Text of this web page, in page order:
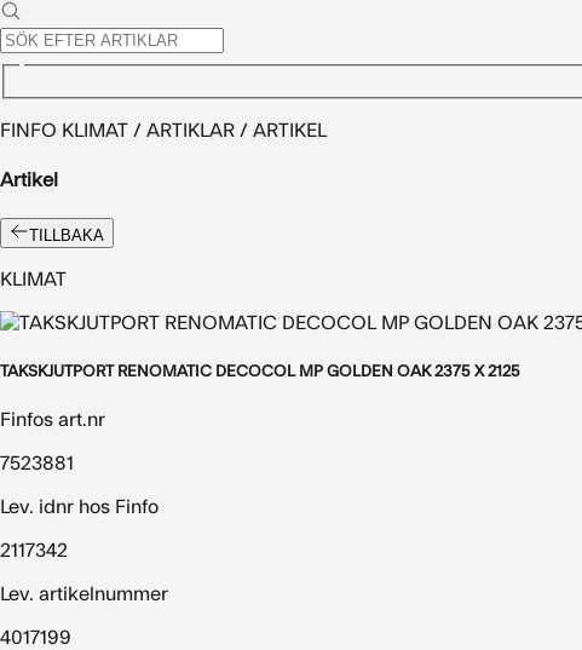
FINFO KLIMAT / ARTIKLAR / ARTIKEL
Artikel
TILLBAKA
KLIMAT
TAKSKJUTPORT RENOMATIC DECOCOL MP GOLDEN OAK 2375 X 2125
Finfos art.nr
7523881
Lev. idnr hos Finfo
2117342
Lev. artikelnummer
4017199